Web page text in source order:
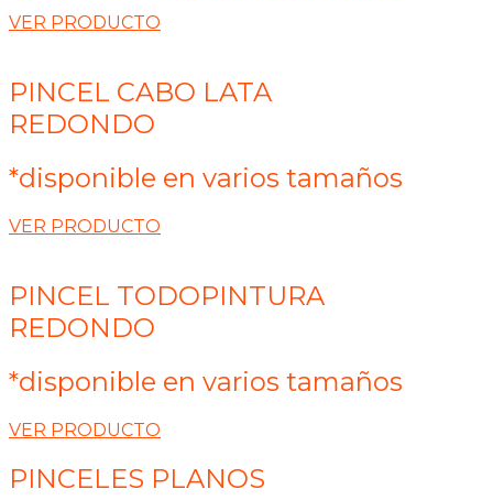
VER PRODUCTO
PINCEL CABO LATA
REDONDO
*disponible en varios tamaños
VER PRODUCTO
PINCEL TODOPINTURA
REDONDO
*disponible en varios tamaños
VER PRODUCTO
PINCELES PLANOS